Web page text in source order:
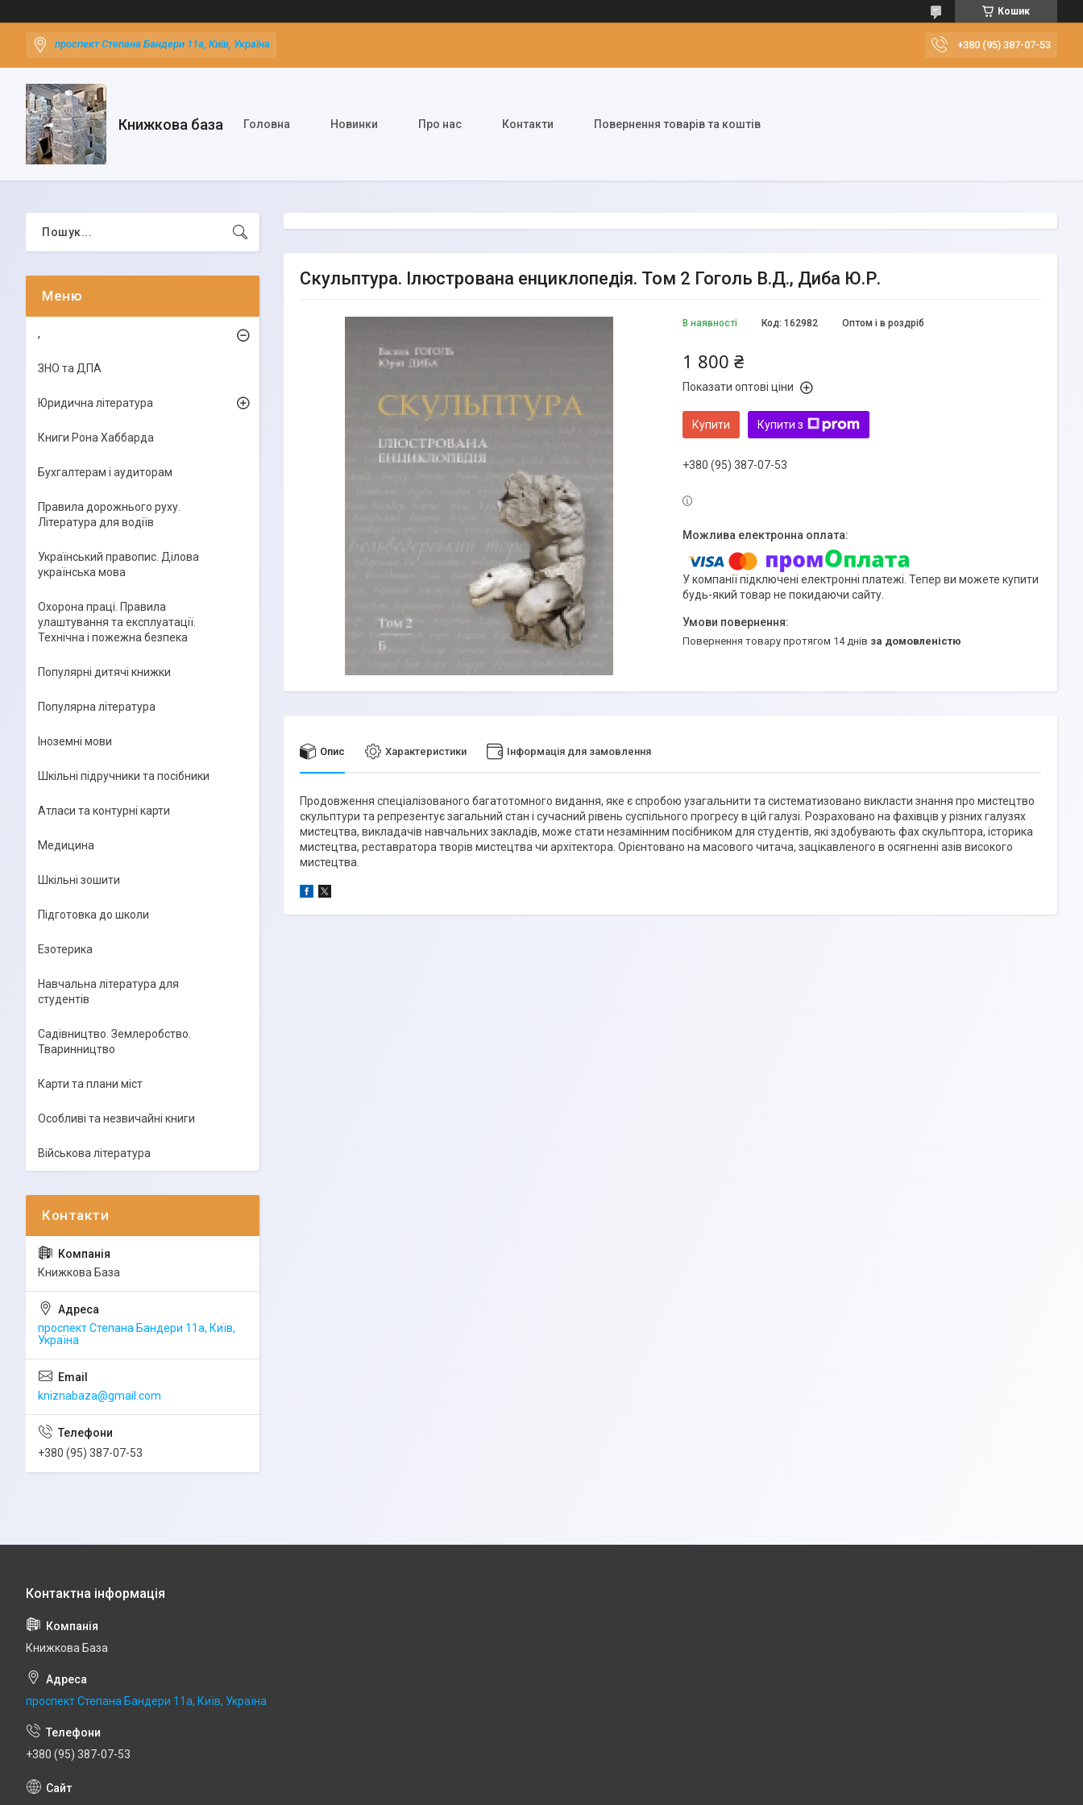
Кошик
проспект Степана Бандери 11а, Київ, Україна +380 (95) 387-07-53
Книжкова база Головна Новинки Про нас Контакти Повернення товарів та коштів
Скульптура. Ілюстрована енциклопедія. Том 2 Гоголь В.Д., Диба Ю.Р.
В наявності Оптом і в роздріб
Код: 162982
1 800 ₴
Показати оптові ціни
Купити Купити з
+380 (95) 387-07-53
У компанії підключені електронні платежі. Тепер ви можете купити
будь-який товар не покидаючи сайту.
повернення товару протягом 14 днів за домовленістю
Опис Характеристики Інформація для замовлення
Продовження спеціалізованого багатотомного видання, яке є спробою узагальнити та систематизовано викласти знання про мистецтво
скульптури та репрезентує загальний стан і сучасний рівень суспільного прогресу в цій галузі. Розраховано на фахівців у різних галузях
мистецтва, викладачів навчальних закладів, може стати незамінним посібником для студентів, які здобувають фах скульптора, історика
мистецтва, реставратора творів мистецтва чи архітектора. Орієнтовано на масового читача, зацікавленого в осягненні азів високого
мистецтва.
,
ЗНО та ДПА
Юридична література
Книги Рона Хаббарда
Бухгалтерам і аудиторам
Правила дорожнього руху.
Література для водіїв
Український правопис. Ділова
українська мова
Охорона праці. Правила
улаштування та експлуатації.
Технічна і пожежна безпека
Популярні дитячі книжки
Популярна література
Іноземні мови
Шкільні підручники та посібники
Атласи та контурні карти
Медицина
Шкільні зошити
Підготовка до школи
Езотерика
Навчальна література для
студентів
Садівництво. Землеробство.
Тваринництво
Карти та плани міст
Особливі та незвичайні книги
Військова література
Книжкова База
проспект Степана Бандери 11а, Київ,
Україна
kniznabaza@gmail.com
+380 (95) 387-07-53
Книжкова База
проспект Степана Бандери 11а, Київ, Україна
+380 (95) 387-07-53